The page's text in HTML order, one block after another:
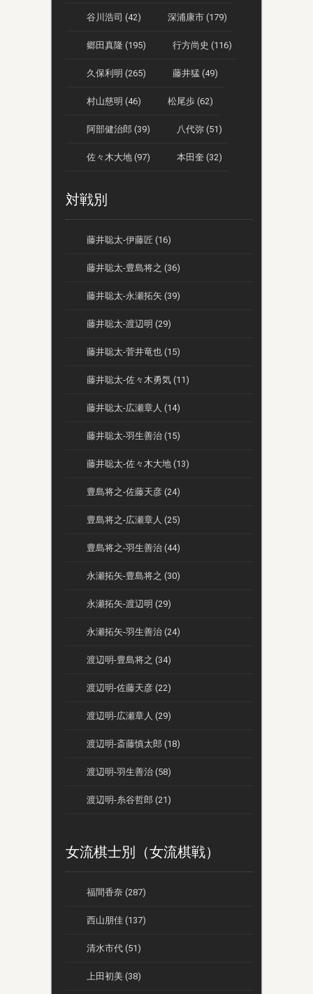
谷川浩司 (42) 深浦康市 (179)
郷田真隆 (195) 行方尚史 (116)
久保利明 (265) 藤井猛 (49)
村山慈明 (46) 松尾歩 (62)
阿部健治郎 (39) 八代弥 (51)
佐々木大地 (97) 本田奎 (32)
対戦別
藤井聡太-伊藤匠 (16)
藤井聡太-豊島将之 (36)
藤井聡太-永瀬拓矢 (39)
藤井聡太-渡辺明 (29)
藤井聡太-菅井竜也 (15)
藤井聡太-佐々木勇気 (11)
藤井聡太-広瀬章人 (14)
藤井聡太-羽生善治 (15)
藤井聡太-佐々木大地 (13)
豊島将之-佐藤天彦 (24)
豊島将之-広瀬章人 (25)
豊島将之-羽生善治 (44)
永瀬拓矢-豊島将之 (30)
永瀬拓矢-渡辺明 (29)
永瀬拓矢-羽生善治 (24)
渡辺明-豊島将之 (34)
渡辺明-佐藤天彦 (22)
渡辺明-広瀬章人 (29)
渡辺明-斎藤慎太郎 (18)
渡辺明-羽生善治 (58)
渡辺明-糸谷哲郎 (21)
女流棋士別（女流棋戦）
福間香奈 (287)
西山朋佳 (137)
清水市代 (51)
上田初美 (38)